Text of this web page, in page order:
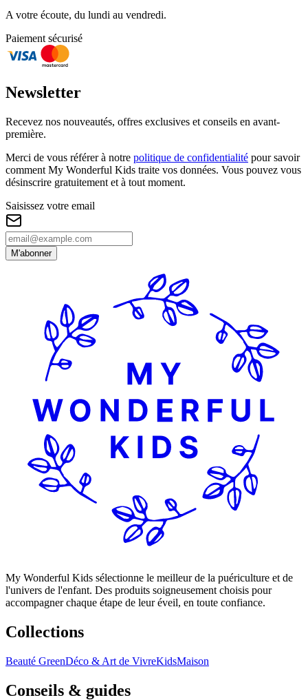
A votre écoute, du lundi au vendredi.
Paiement sécurisé
Newsletter
Recevez nos nouveautés, offres exclusives et conseils en avant-
première.
Merci de vous référer à notre politique de confidentialité pour savoir
comment My Wonderful Kids traite vos données. Vous pouvez vous
désinscrire gratuitement et à tout moment.
Saisissez votre email
M'abonner
My Wonderful Kids sélectionne le meilleur de la puériculture et de
l'univers de l'enfant. Des produits soigneusement choisis pour
accompagner chaque étape de leur éveil, en toute confiance.
Collections
Beauté GreenDéco & Art de VivreKidsMaison
Conseils & guides